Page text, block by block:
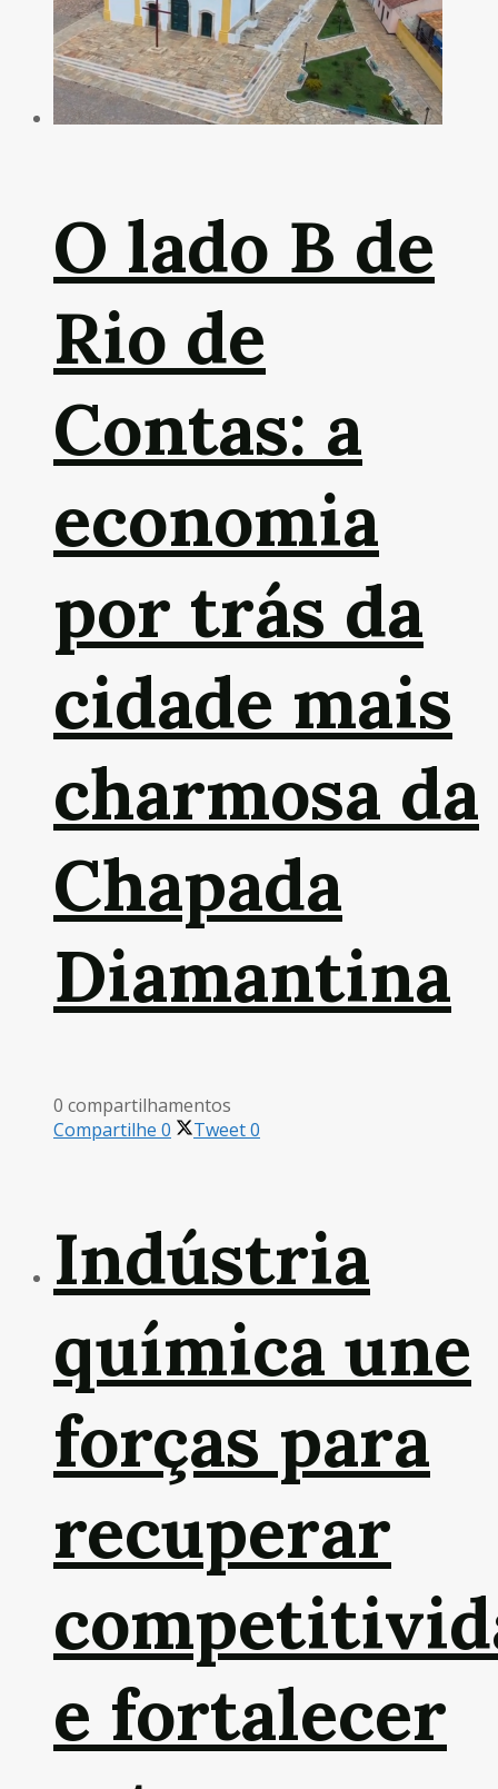
O lado B de
Rio de
Contas: a
economia
por trás da
cidade mais
charmosa da
Chapada
Diamantina
0 compartilhamentos
Compartilhe 0 Tweet0
Indústria
química une
forças para
recuperar
e fortalecer